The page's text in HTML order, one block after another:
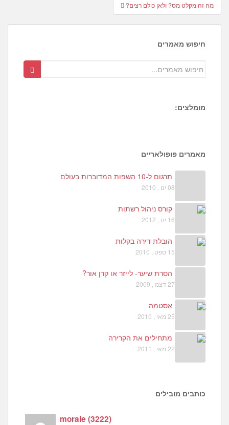
מה זה מקלט מס? ולאן כולם רצים?
חיפוש מאמרים
מומלצים:
מאמרים פופולאריים
תרגום ל-10 השפות המדוברות בעולם
08 ינו , 2010
קורס ניהול רשתות
16 ינו , 2012
הובלת דירה בקלות
15 ספט , 2010
הסרת שיער- לייזר או קרן אור?
27 דצמ , 2009
אסטמה
25 מאי , 2010
מתחילים את הקרירה
22 מאי , 2011
כותבים מובילים
morale(3222)